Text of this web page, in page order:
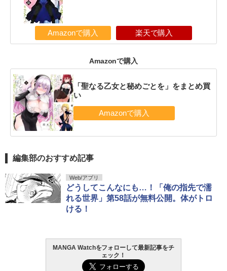
Amazonで購入 楽天で購入
Amazonで購入
「聖なる乙女と秘めごとを」をまとめ買
い
編集部のおすすめ記事
Web/アプリ
どうしてこんなにも…！「俺の指先で濡
れる世界」第58話が無料公開。体がトロ
ける！
MANGA Watchをフォローして最新記事をチ
ェック！